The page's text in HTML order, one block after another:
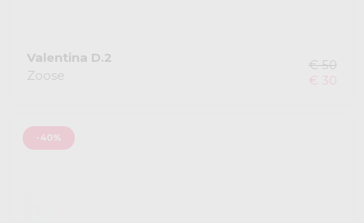
Valentina D.2
Zoose
€ 50
€ 30
-40%